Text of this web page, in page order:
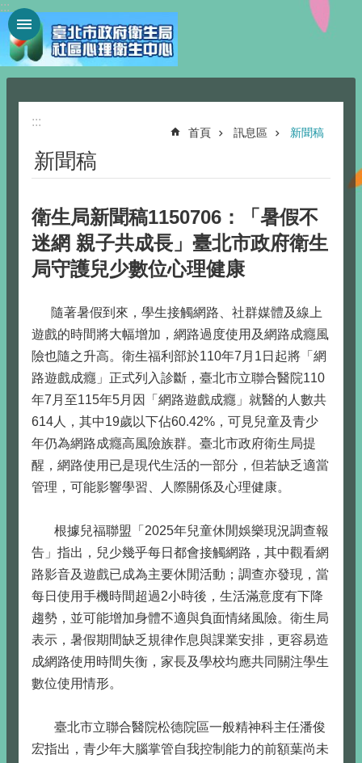
跳到主要內容區塊
:::
:::
首頁 訊息區 新聞稿
新聞稿
衛生局新聞稿1150706：「暑假不
迷網 親子共成長」臺北市政府衛生
局守護兒少數位心理健康
隨著暑假到來，學生接觸網路、社群媒體及線上
遊戲的時間將大幅增加，網路過度使用及網路成癮風
險也隨之升高。衛生福利部於110年7月1日起將「網
路遊戲成癮」正式列入診斷，臺北市立聯合醫院110
年7月至115年5月因「網路遊戲成癮」就醫的人數共
614人，其中19歲以下佔60.42%，可見兒童及青少
年仍為網路成癮高風險族群。臺北市政府衛生局提
醒，網路使用已是現代生活的一部分，但若缺乏適當
管理，可能影響學習、人際關係及心理健康。
根據兒福聯盟「2025年兒童休閒娛樂現況調查報
告」指出，兒少幾乎每日都會接觸網路，其中觀看網
路影音及遊戲已成為主要休閒活動；調查亦發現，當
每日使用手機時間超過2小時後，生活滿意度有下降
趨勢，並可能增加身體不適與負面情緒風險。衛生局
表示，暑假期間缺乏規律作息與課業安排，更容易造
成網路使用時間失衡，家長及學校均應共同關注學生
數位使用情形。
臺北市立聯合醫院松德院區一般精神科主任潘俊
宏指出，青少年大腦掌管自我控制能力的前額葉尚未